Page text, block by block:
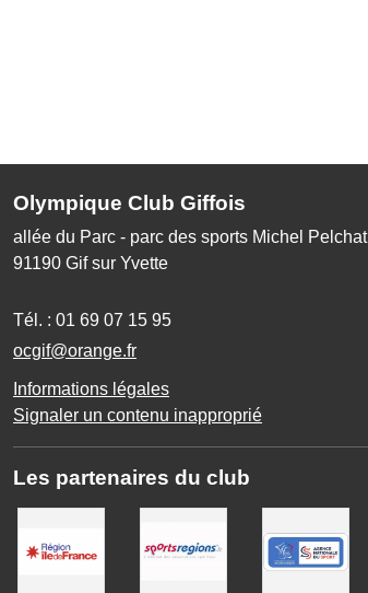
Olympique Club Giffois
allée du Parc - parc des sports Michel Pelchat
91190 Gif sur Yvette
Tél. : 01 69 07 15 95
ocgif@orange.fr
Informations légales
Signaler un contenu inapproprié
Les partenaires du club